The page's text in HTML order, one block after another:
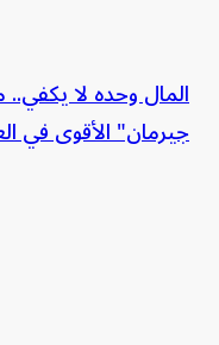
المال وحده لا
جيرمان" الأقوى في